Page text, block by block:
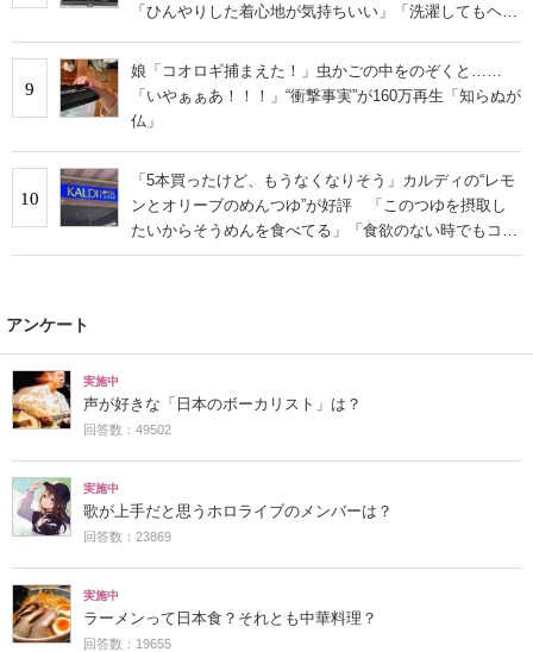
「ひんやりした着心地が気持ちいい」「洗濯してもヘタ
9
娘「コオロギ捕まえた！」虫かごの中をのぞくと……
「いやぁぁあ！！！」“衝撃事実”が160万再生「知らぬが
仏」
10
「5本買ったけど、もうなくなりそう」カルディの“レモ
ンとオリーブのめんつゆ”が好評 「このつゆを摂取し
たいからそうめんを食べてる」「食欲のない時でもコレ
で食べられる」
アンケート
実施中
声が好きな「日本のボーカリスト」は？
回答数：49502
実施中
歌が上手だと思うホロライブのメンバーは？
回答数：23869
実施中
ラーメンって日本食？それとも中華料理？
回答数：19655